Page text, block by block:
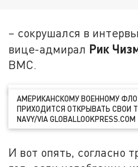
– сокрушался в
вице-адмирал Рик
ВМС.
АМЕРИКАНСКОМУ ВОЕННОМУ
ПРИХОДИТСЯ ОТКРЫВАТЬ СВОИ
NAVY/VIA GLOBALLOOKPRESS.COM
И вот опять, согласно